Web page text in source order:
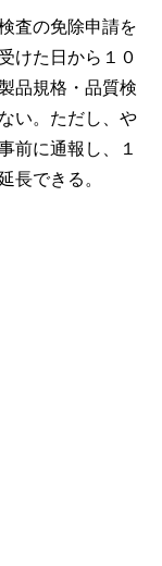
査の免除申請を
けた日から１０
品規格・品質検
い。ただし、や
前に通報し、１
長できる。